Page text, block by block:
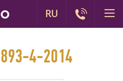
4-2014
RU